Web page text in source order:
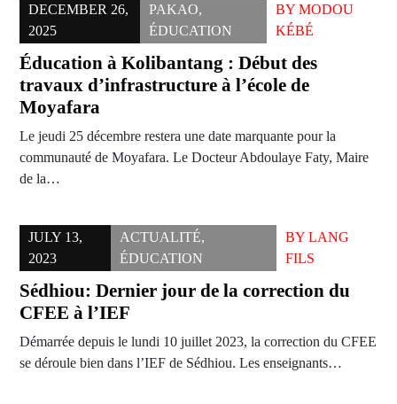
DECEMBER 26,
2025
PAKAO,
ÉDUCATION
BY MODOU
KÉBÉ
Éducation à Kolibantang : Début des
travaux d’infrastructure à l’école de
Moyafara
Le jeudi 25 décembre restera une date marquante pour la
communauté de Moyafara. Le Docteur Abdoulaye Faty, Maire
de la…
JULY 13,
2023
ACTUALITÉ,
ÉDUCATION
BYLANG
FILS
Sédhiou: Dernier jour de la correction du
CFEE à l’IEF
Démarrée depuis le lundi 10 juillet 2023, la correction du CFEE
se déroule bien dans l’IEF de Sédhiou. Les enseignants…